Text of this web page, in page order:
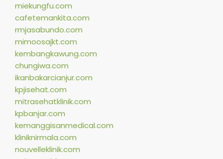
miekungfu.com
cafetemankita.com
rmjasabundo.com
mimoosajkt.com
kembangkawung.com
chungiwa.com
ikanbakarcianjur.com
kpjisehat.com
mitrasehatklinik.com
kpbanjar.com
kemanggisanmedical.com
kliniknirmala.com
nouvelleklinik.com